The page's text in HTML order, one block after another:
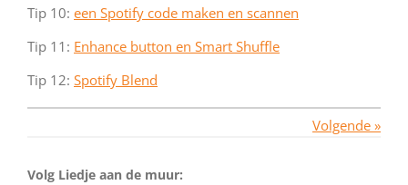
Tip 10: een Spotify code maken en scannen
Tip 11: Enhance button en Smart Shuffle
Tip 12: Spotify Blend
Volgende »
Volg Liedje aan de muur: